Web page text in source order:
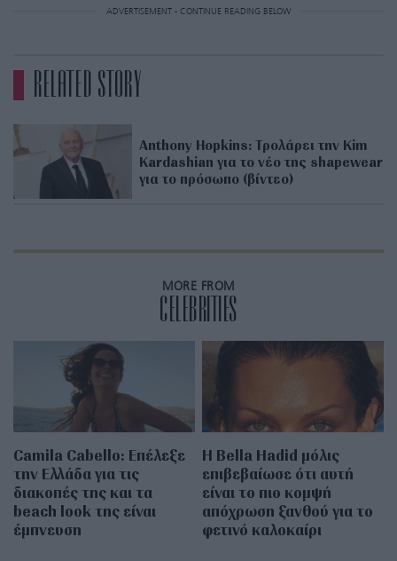
ADVERTISEMENT - CONTINUE READING BELOW
RELATED STORY
Anthony Hopkins: Τρολάρει την Kim
Kardashian για το νέο της shapewear
για το πρόσωπο (βίντεο)
MORE FROM
CELEBRITIES
Camila Cabello: Επέλεξε
την Ελλάδα για τις
διακοπές της και τα
beach look της είναι
έμπνευση
Η Bella Hadid μόλις
επιβεβαίωσε ότι αυτή
είναι το πιο κομψή
απόχρωση ξανθού για το
φετινό καλοκαίρι